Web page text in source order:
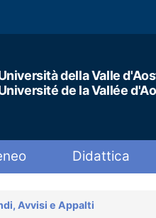
della Valle
de la Vallée
Didattica
Avvisi e Appalti